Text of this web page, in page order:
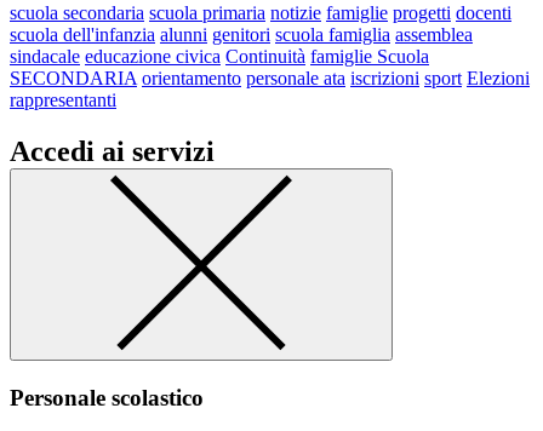
scuola secondaria scuola primaria notizie famiglie progetti docenti
scuola dell'infanzia alunni genitori scuola famiglia assemblea
sindacale educazione civica Continuità famiglie Scuola
SECONDARIA orientamento personale ata iscrizioni sport Elezioni
rappresentanti
Accedi ai servizi
Personale scolastico